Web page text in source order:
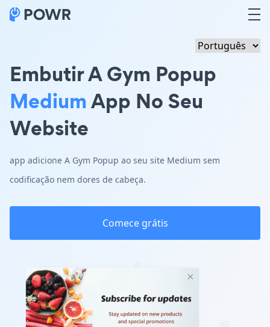
Embutir A Gym Popup
MediumApp No Seu
Website
app adicione A Gym Popup ao seu site Medium sem
codificação nem dores de cabeça.
Comece grátis